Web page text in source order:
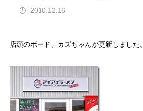
2010.12.16
店頭のボード、カズちゃんが更新しました。